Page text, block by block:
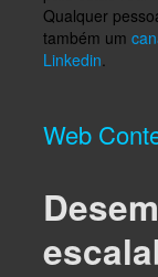
Qualquer
também um
Linkedin
Web